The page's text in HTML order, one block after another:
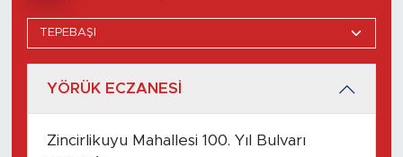
YÖRÜK ECZANESİ
Zincirlikuyu Mahallesi 100. Yıl Bulvarı